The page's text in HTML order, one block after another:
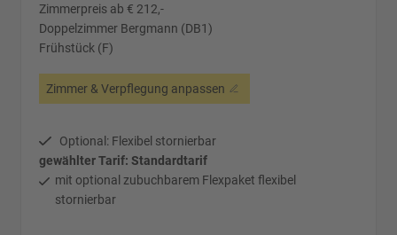
Zimmerpreis ab € 212,-
Doppelzimmer Bergmann (DB1)
Frühstück (F)
Zimmer & Verpflegung anpassen
Optional: Flexibel stornierbar
gewählter Tarif: Standardtarif
mit optional zubuchbarem Flexpaket flexibel
stornierbar